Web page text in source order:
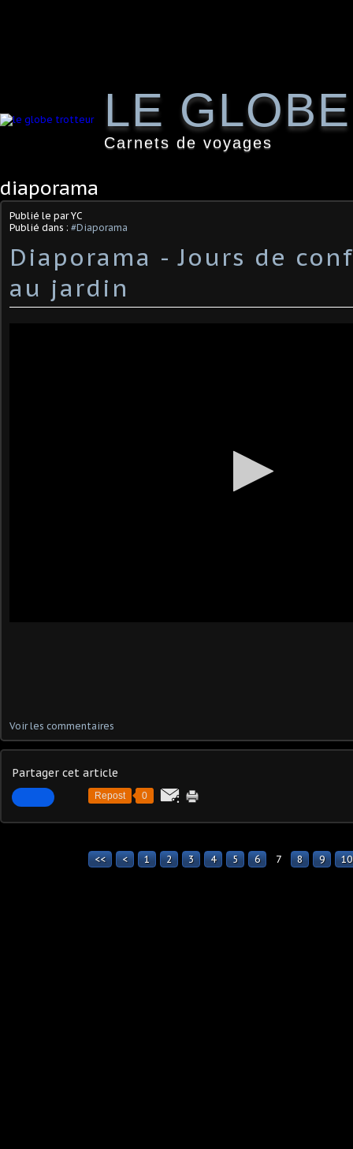
LE
Carnets de voyages
diaporama
Publié le par YC
Publié dans : #Diaporama
Diaporama - Jours de
au jardin
Voir les commentaires
Partager cet article
Repost 0
<< < 1 2 3 4 5 6 7 8 9 10